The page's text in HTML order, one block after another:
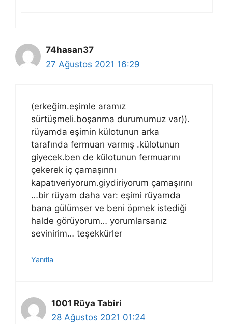
74hasan37
27 Ağustos 2021 16:29
(erkeğim.eşimle aramız
sürtüşmeli.boşanma durumumuz var)).
rüyamda eşimin külotunun arka
tarafında fermuarı varmış .külotunun
giyecek.ben de külotunun fermuarını
çekerek iç çamaşırını
kapatıveriyorum.giydiriyorum çamaşırını
…bir rüyam daha var: eşimi rüyamda
bana gülümser ve beni öpmek istediği
halde görüyorum… yorumlarsanız
sevinirim… teşekkürler
Yanıtla
1001 Rüya Tabiri
28 Ağustos 2021 01:24